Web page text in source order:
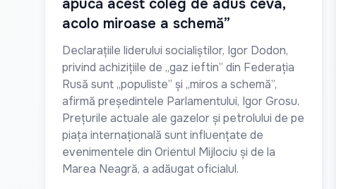
apucă acest coleg de adus ceva,
acolo miroase a schemă”
Declarațiile liderului socialiștilor, Igor Dodon,
privind achizițiile de „gaz ieftin” din Federația
Rusă sunt „populiste” și „miros a schemă”,
afirmă președintele Parlamentului, Igor Grosu.
Prețurile actuale ale gazelor și petrolului de pe
piața internațională sunt influențate de
evenimentele din Orientul Mijlociu și de la
Marea Neagră, a adăugat oficialul.